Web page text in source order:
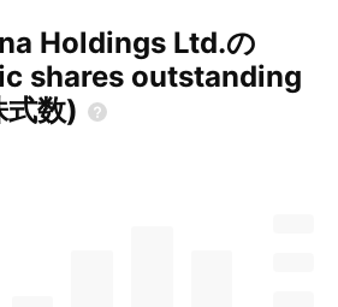
Holdings Ltd.の
shares outstanding
式数)